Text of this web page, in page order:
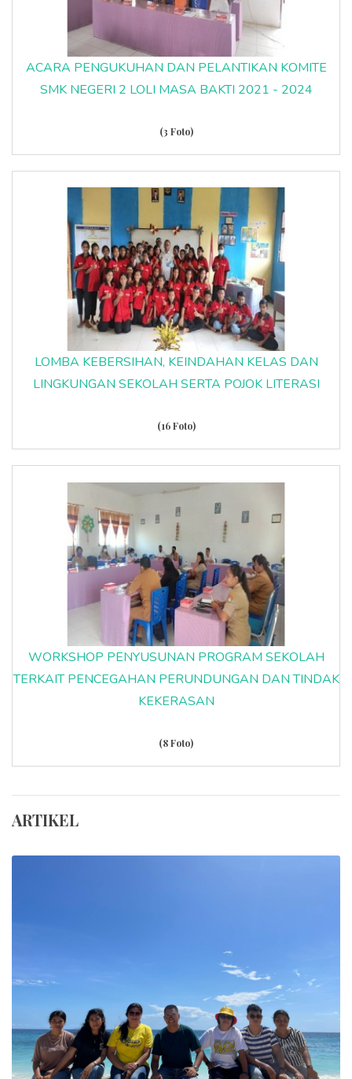
ACARA PENGUKUHAN DAN PELANTIKAN KOMITE
SMK NEGERI 2 LOLI MASA BAKTI 2021 - 2024
(3 Foto)
LOMBA KEBERSIHAN, KEINDAHAN KELAS DAN
LINGKUNGAN SEKOLAH SERTA POJOK LITERASI
(16 Foto)
WORKSHOP PENYUSUNAN PROGRAM SEKOLAH
TERKAIT PENCEGAHAN PERUNDUNGAN DAN TINDAK
KEKERASAN
(8 Foto)
ARTIKEL